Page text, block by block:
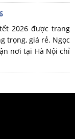
2026 được trang
trọng, giá rẻ. Ngọc
nơi tại Hà Nội chỉ